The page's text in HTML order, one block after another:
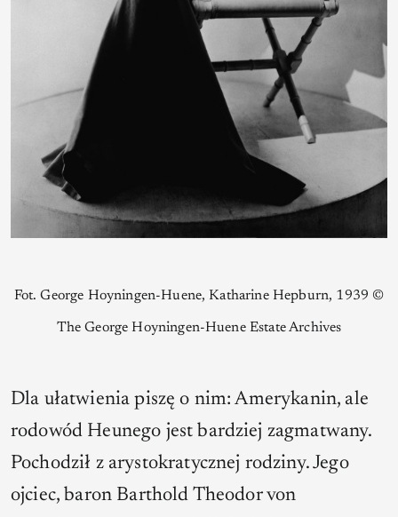
Fot. George Hoyningen-Huene, Katharine Hepburn, 1939 ©
The George Hoyningen-Huene Estate Archives
Dla ułatwienia piszę o nim: Amerykanin, ale
rodowód Heunego jest bardziej zagmatwany.
Pochodził z arystokratycznej rodziny. Jego
ojciec, baron Barthold Theodor von